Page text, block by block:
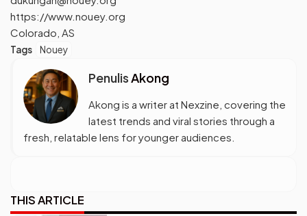
https://www.nouey.org
Colorado, AS
Tags Nouey
PenulisAkong
Akong is a writer at Nexzine, covering the
latest trends and viral stories through a
fresh, relatable lens for younger audiences.
THIS ARTICLE